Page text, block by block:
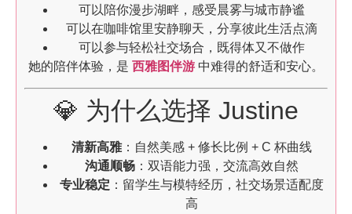
可以陪你漫步湖畔，感受晨雾与城市静谧
可以在咖啡馆里安静聊天，分享彼此生活点滴
可以参与轻松社交场合，既得体又不做作
她的陪伴体验，是 西雅图伴游 中难得的舒适和安心。
💎 为什么选择 Justine
清新高雅：自然美感 + 修长比例 + C 杯曲线
沟通顺畅 ：双语能力强，交流高效自然
专业稳定 ：留学生与模特经历，社交场景适配度
高